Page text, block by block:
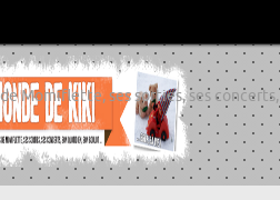
Momiflette, ses sorties, ses concerts,